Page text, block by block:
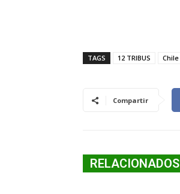
TAGS 12 TRIBUS Chile
Compartir
RELACIONADOS